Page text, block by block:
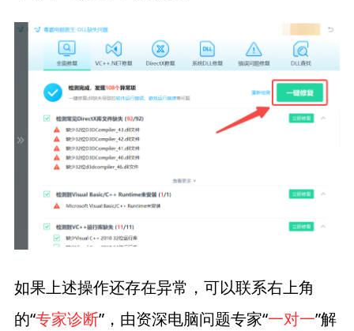
如果上述操作还存在异常，可以联系右上角
的“专家诊断”，由资深电脑问题专家“一对一”解